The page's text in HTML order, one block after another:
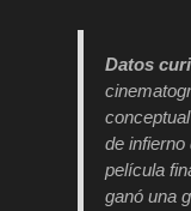
Datos
de infierno
película
ganó una